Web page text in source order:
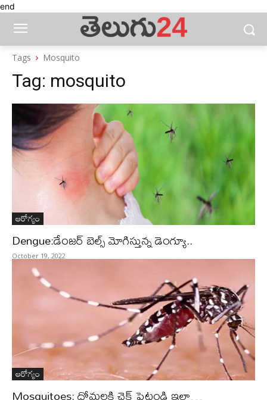
end
Tags Mosquito
Tag: mosquito
ఆరోగ్యం
Dengue:డేంజర్ బెల్స్ మోగిస్తున్న డెంగ్యూ..
October 19, 2022
ఆరోగ్యం